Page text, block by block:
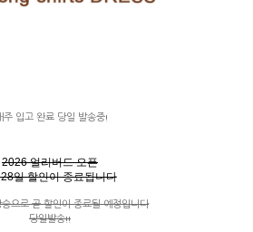
주 입고 완료 당일 발송중!
2026 얼리버드 오픈
일 할인이 종료됩니다
으로 곧 할인이 종료될 예정입니다
당일발송!!